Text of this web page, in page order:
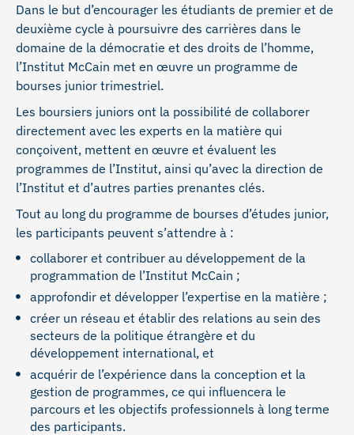
Dans le but d’encourager les étudiants de premier et de
deuxième cycle à poursuivre des carrières dans le
domaine de la démocratie et des droits de l’homme,
l’Institut McCain met en œuvre un programme de
bourses junior trimestriel.
Les boursiers juniors ont la possibilité de collaborer
directement avec les experts en la matière qui
conçoivent, mettent en œuvre et évaluent les
programmes de l’Institut, ainsi qu’avec la direction de
l’Institut et d’autres parties prenantes clés.
Tout au long du programme de bourses d’études junior,
les participants peuvent s’attendre à :
collaborer et contribuer au développement de la
programmation de l’Institut McCain ;
approfondir et développer l’expertise en la matière ;
créer un réseau et établir des relations au sein des
secteurs de la politique étrangère et du
développement international, et
acquérir de l’expérience dans la conception et la
gestion de programmes, ce qui influencera le
parcours et les objectifs professionnels à long terme
des participants.